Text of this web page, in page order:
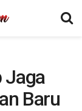
Jaga
Baru